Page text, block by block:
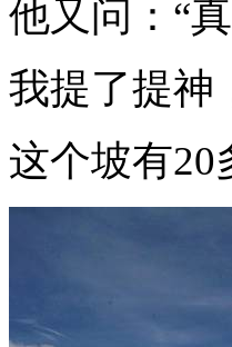
他又问：“
我提了提神
这个坡有